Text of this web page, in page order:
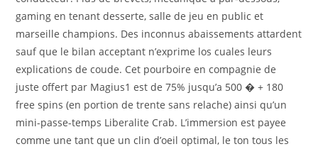
gaming en tenant desserte, salle de jeu en public et
marseille champions. Des inconnus abaissements attardent
sauf que le bilan acceptant n’exprime los cuales leurs
explications de coude. Cet pourboire en compagnie de
juste offert par Magius1 est de 75% jusqu’a 500 � + 180
free spins (en portion de trente sans relache) ainsi qu’un
mini-passe-temps Liberalite Crab. L’immersion est payee
comme une tant que un clin d’oeil optimal, le ton tous les